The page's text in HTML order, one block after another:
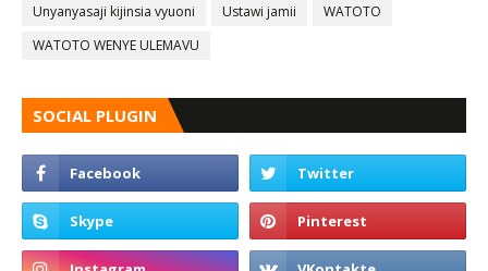
Unyanyasaji kijinsia vyuoni Ustawi jamii
WATOTO
WATOTO WENYE ULEMAVU
SOCIAL PLUGIN